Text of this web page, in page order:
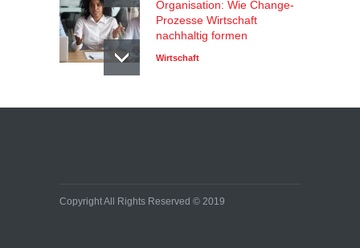
Organisation: Wie Change-
Prozesse Wirtschaft
nachhaltig formen
Wirtschaft
Copyright All Rights Reserved © 2019